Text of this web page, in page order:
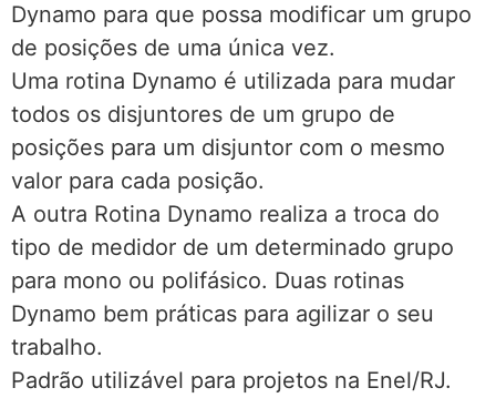
Dynamo para que possa modificar um grupo
de posições de uma única vez.
Uma rotina Dynamo é utilizada para mudar
todos os disjuntores de um grupo de
posições para um disjuntor com o mesmo
valor para cada posição.
A outra Rotina Dynamo realiza a troca do
tipo de medidor de um determinado grupo
para mono ou polifásico. Duas rotinas
Dynamo bem práticas para agilizar o seu
trabalho.
Padrão utilizável para projetos na Enel/RJ.